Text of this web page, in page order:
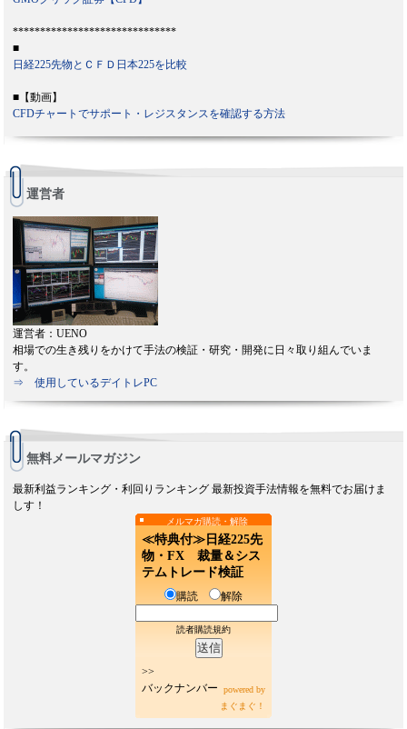
******************************
■
日経225先物とＣＦＤ日本225を比較
■【動画】
CFDチャートでサポート・レジスタンスを確認する方法
運営者
運営者：UENO
相場での生き残りをかけて手法の検証・研究・開発に日々取り組んでいま
す。
⇒ 使用しているデイトレPC
無料メールマガジン
最新利益ランキング・利回りランキング 最新投資手法情報を無料でお届けま
しす！
メルマガ購読・解除
≪特典付≫日経225先
物・FX 裁量＆シス
テムトレード検証
購読 解除
読者購読規約
>>
バックナンバー
powered by
まぐまぐ！